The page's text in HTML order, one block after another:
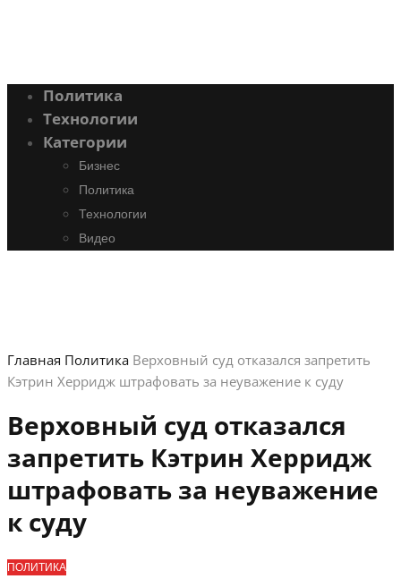
Политика
Технологии
Категории
Бизнес
Политика
Технологии
Видео
Главная Политика Верховный суд отказался запретить
Кэтрин Херридж штрафовать за неуважение к суду
Верховный суд отказался
запретить Кэтрин Херридж
штрафовать за неуважение
к суду
ПОЛИТИКА